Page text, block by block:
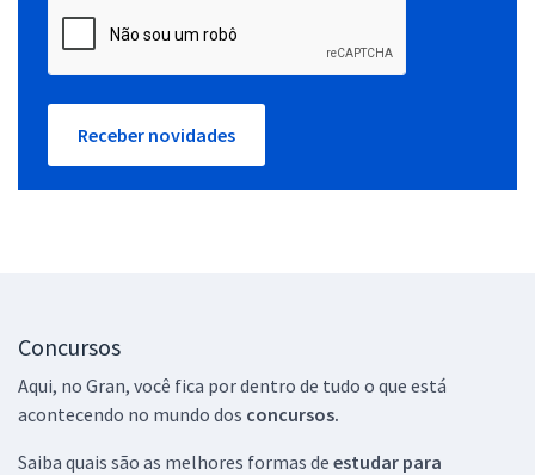
Receber novidades
Concursos
Aqui, no Gran, você fica por dentro de tudo o que está
acontecendo no mundo dos concursos.
Saiba quais são as melhores formas de estudar para